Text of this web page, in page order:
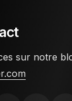
sur notre